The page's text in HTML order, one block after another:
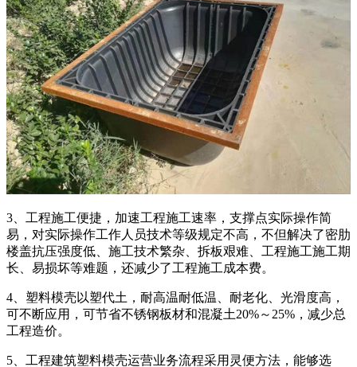
3、工程施工便捷，加速工程施工速率，支撑点实际操作简
易，对实际操作工作人员技术等级规定不高，不但解决了密肋
楼盖抗压强度低、施工技术繁杂、拆板艰难、工程施工施工期
长、易损坏等难题，还减少了工程施工成本费。
4、塑料模壳以塑代土，耐高温耐低温、耐老化、光滑度高，
可不断应用，可节省不锈钢板材和混凝土20%～25%，减少总
工程造价。
5、工程建筑塑料模壳运营业务流程采用灵便方法，能够选